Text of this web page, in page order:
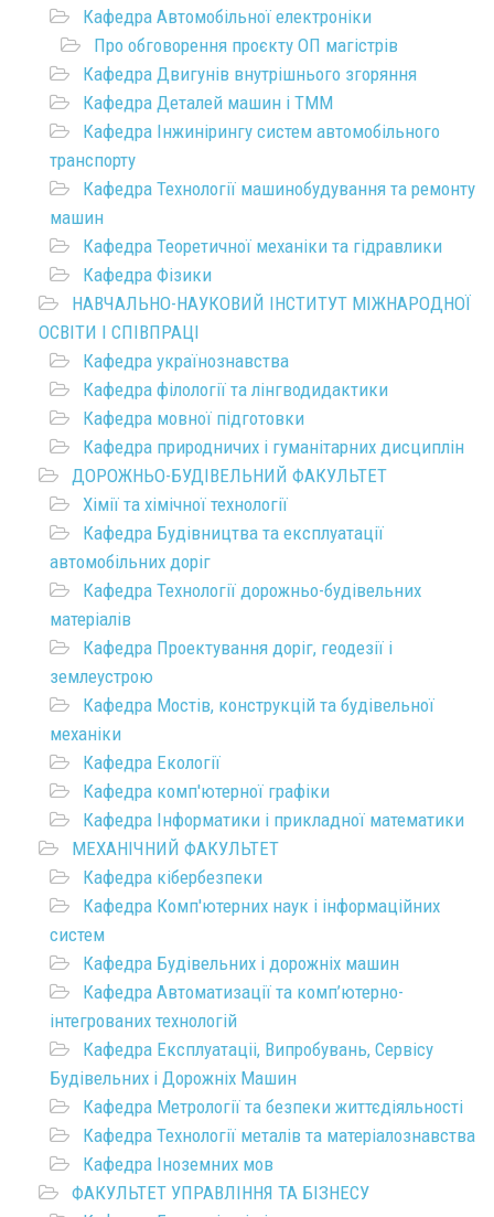
Кафедра Автомобільної електроніки
Про обговорення проєкту ОП магістрів
Кафедра Двигунів внутрішнього згоряння
Кафедра Деталей машин і ТММ
Кафедра Інжинірингу систем автомобільного
транспорту
Кафедра Технології машинобудування та ремонту
машин
Кафедра Теоретичної механіки та гідравлики
Кафедра Фізики
НАВЧАЛЬНО-НАУКОВИЙ ІНСТИТУТ МІЖНАРОДНОЇ
ОСВІТИ І СПІВПРАЦІ
Кафедра українознавства
Кафедра філології та лінгводидактики
Кафедра мовної підготовки
Кафедра природничих і гуманітарних дисциплін
ДОРОЖНЬО-БУДІВЕЛЬНИЙ ФАКУЛЬТЕТ
Хімії та хімічної технології
Кафедра Будівництва та експлуатації
автомобільних доріг
Кафедра Технології дорожньо-будівельних
матеріалів
Кафедра Проектування доріг, геодезії і
землеустрою
Кафедра Мостів, конструкцій та будівельної
механіки
Кафедра Екології
Кафедра комп'ютерної графіки
Кафедра Інформатики і прикладної математики
МЕХАНІЧНИЙ ФАКУЛЬТЕТ
Кафедра кібербезпеки
Кафедра Комп'ютерних наук і інформаційних
систем
Кафедра Будівельних і дорожніх машин
Кафедра Автоматизації та комп’ютерно-
інтегрованих технологій
Кафедра Експлуатаціі, Випробувань, Сервісу
Будівельних і Дорожніх Машин
Кафедра Метрології та безпеки життєдіяльності
Кафедра Технології металів та матеріалознавства
Кафедра Іноземних мов
ФАКУЛЬТЕТ УПРАВЛІННЯ ТА БІЗНЕСУ